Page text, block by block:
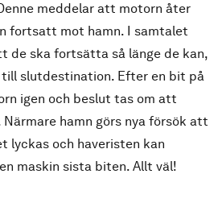
meddelar att motorn åter
fortsatt mot hamn. I samtalet
de ska fortsätta så länge de kan,
slutdestination. Efter en bit på
igen och beslut tas om att
hamn görs nya försök att
lyckas och haveristen kan
maskin sista biten. Allt väl!